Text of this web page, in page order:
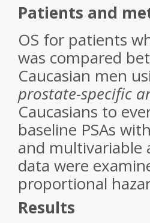
Patients and
OS for patients
was compared
Caucasian men
prostate-specific
Caucasians to
baseline PSAs
and multivariable
data were
proportional
Results